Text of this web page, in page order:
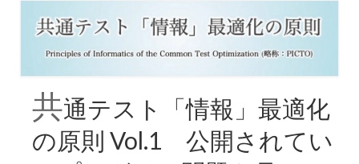
共通テスト「情報」最適化
の原則 Vol.1 公開されてい